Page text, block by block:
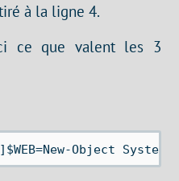
à la ligne 4.
ce que valent les 3